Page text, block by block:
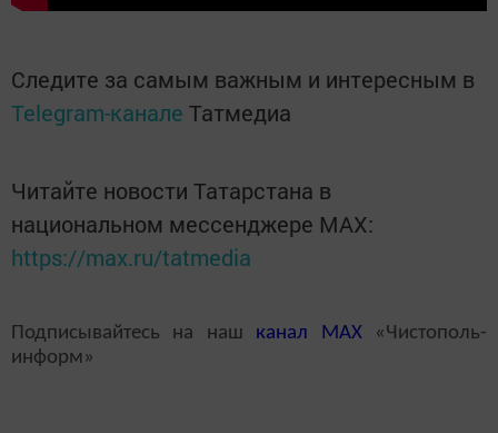
Следите за самым важным и интересным в
Telegram-канале Татмедиа
Читайте новости Татарстана в
национальном мессенджере MАХ:
https://max.ru/tatmedia
Подписывайтесь на наш канал MAX«Чистополь-
информ»